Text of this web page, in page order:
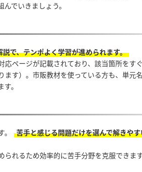
でいきましょう。
で、テンポよく学習が進められます。
ページが記載されており、該当箇所をす
す）。市販教材を使っている方も、単元
。
苦手と感じる問題だけを選んで解きや
れるため効率的に苦手分野を克服できます